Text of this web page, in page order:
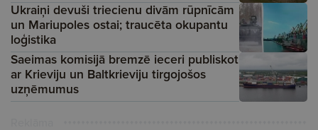
Ukraiņi devuši triecienu divām rūpnīcām
un Mariupoles ostai; traucēta okupantu
loģistika
Saeimas komisijā bremzē ieceri publiskot
ar Krieviju un Baltkrieviju tirgojošos
uzņēmumus